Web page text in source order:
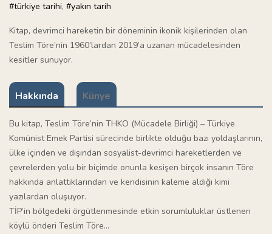
#türkiye tarihi, #yakın tarih
Kitap, devrimci hareketin bir döneminin ikonik kişilerinden olan
Teslim Töre’nin 1960’lardan 2019’a uzanan mücadelesinden
kesitler sunuyor.
Hakkında Künye
Bu kitap, Teslim Töre’nin THKO (Mücadele Birliği) – Türkiye
Komünist Emek Partisi sürecinde birlikte olduğu bazı yoldaşlarının,
ülke içinden ve dışından sosyalist-devrimci hareketlerden ve
çevrelerden yolu bir biçimde onunla kesişen birçok insanın Töre
hakkında anlattıklarından ve kendisinin kaleme aldığı kimi
yazılardan oluşuyor.
TİP’in bölgedeki örgütlenmesinde etkin sorumluluklar üstlenen
köylü önderi Teslim Töre…